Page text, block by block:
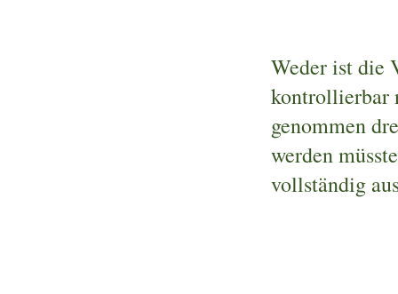
Weder ist die
kontrollierbar
genommen
werden
vollständig